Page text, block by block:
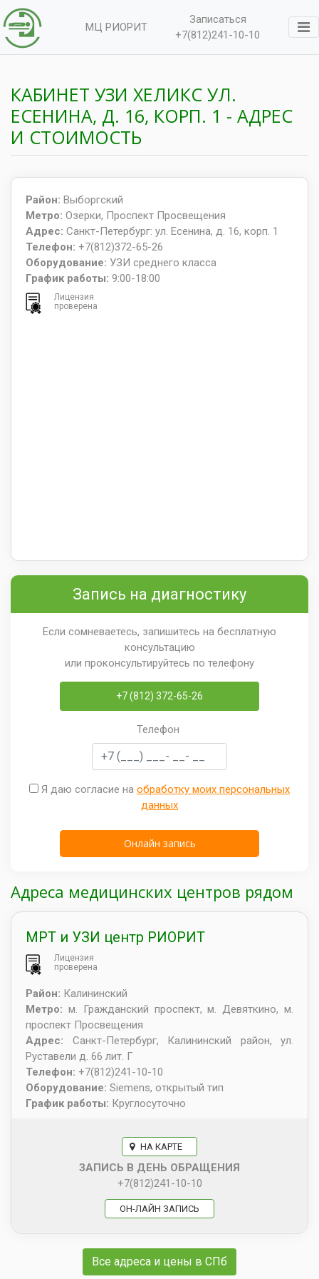
МЦ РИОРИТ
Записаться
+7(812)241-10-10
КАБИНЕТ УЗИ ХЕЛИКС УЛ.
ЕСЕНИНА, Д. 16, КОРП. 1 - АДРЕС
И СТОИМОСТЬ
Район: Выборгский
Метро: Озерки, Проспект Просвещения
Адрес: Санкт-Петербург: ул. Есенина, д. 16, корп. 1
Телефон: +7(812)372-65-26
Оборудование: УЗИ среднего класса
График работы: 9:00-18:00
Лицензия
проверена
Запись на диагностику
Если сомневаетесь, запишитесь на бесплатную
консультацию
или проконсультируйтесь по телефону
+7 (812) 372-65-26
Телефон
Я даю согласие на обработку моих персональных
данных
Адреса медицинских центров рядом
МРТ и УЗИ центр РИОРИТ
Лицензия
проверена
Район: Калининский
Метро: м. Гражданский проспект, м. Девяткино, м.
проспект Просвещения
Адрес: Санкт-Петербург, Калининский район, ул.
Руставели д. 66 лит. Г
Телефон: +7(812)241-10-10
Оборудование: Siemens, открытый тип
График работы: Круглосуточно
НА КАРТЕ
ЗАПИСЬ В ДЕНЬ ОБРАЩЕНИЯ
+7(812)241-10-10
ОН-ЛАЙН ЗАПИСЬ
Все адреса и цены в СПб